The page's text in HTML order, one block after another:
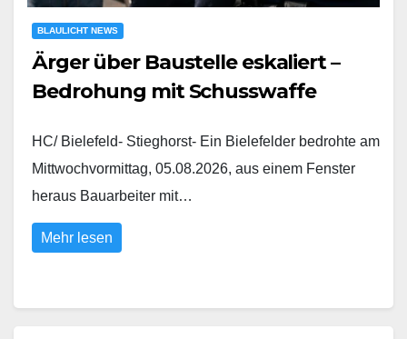
BLAULICHT NEWS
Ärger über Baustelle eskaliert –
Bedrohung mit Schusswaffe
HC/ Bielefeld- Stieghorst- Ein Bielefelder bedrohte am
Mittwochvormittag, 05.08.2026, aus einem Fenster
heraus Bauarbeiter mit…
Mehr lesen